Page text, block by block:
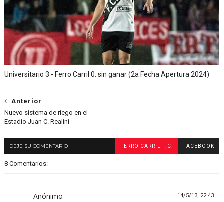
Universitario 3 - Ferro Carril 0: sin ganar (2a Fecha Apertura 2024)
Anterior
Nuevo sistema de riego en el
Estadio Juan C. Realini
DEJE SU COMENTARIO FERRO CARRIL F.C. FACEBOOK
8 Comentarios:
Anónimo 14/5/13, 22:43